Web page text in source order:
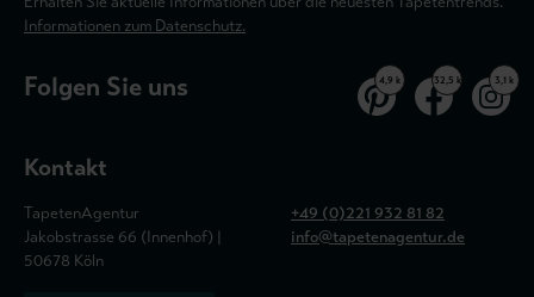
Informationen zum Datenschutz.
Folgen Sie uns 4,9 k 32,5 k 3,1 k
Kontakt
TapetenAgentur
Jakobstrasse 66 (Innenhof) |
50678 Köln
+49 (0)221 932 81 82
info@tapetenagentur.de